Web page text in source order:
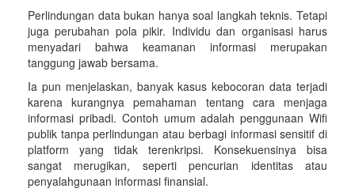
Perlindungan data bukan hanya soal langkah teknis. Tetapi
juga perubahan pola pikir. Individu dan organisasi harus
menyadari bahwa keamanan informasi merupakan
tanggung jawab bersama.
Ia pun menjelaskan, banyak kasus kebocoran data terjadi
karena kurangnya pemahaman tentang cara menjaga
informasi pribadi. Contoh umum adalah penggunaan Wifi
publik tanpa perlindungan atau berbagi informasi sensitif di
platform yang tidak terenkripsi. Konsekuensinya bisa
sangat merugikan, seperti pencurian identitas atau
penyalahgunaan informasi finansial.